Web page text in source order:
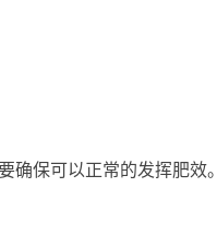
保可以正常的发挥肥效。